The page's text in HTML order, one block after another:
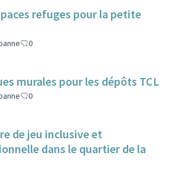
refuges pour la petite
0
murales pour les dépôts TCL
0
de jeu inclusive et
dans le quartier de la